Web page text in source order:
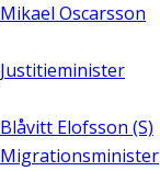
Mikael Oscarsson
Justitieminister
Blåvitt Elofsson (S)
Migrationsminister